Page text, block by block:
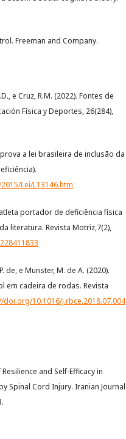
Freeman and Company.
e Cruz, R.M. (2022). Fontes de
Física y Deportes, 26(284),
a lei brasileira de inclusão da
Lei/L13146.htm
portador de deficiência física
literatura. Revista Motriz,7(2),
de, e Munster, M. de A. (2020).
em cadeira de rodas. Revista
doi.org/10.1016/j.rbce.2018.07.004
and Self-Efficacy in
Spinal Cord Injury. Iranian Journal